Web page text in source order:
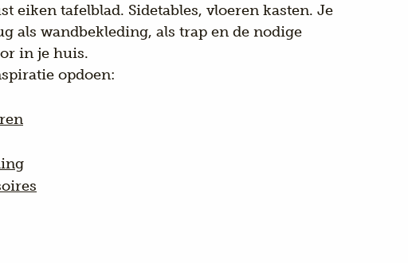
eiken tafelblad. Sidetables, vloeren kasten. Je
als wandbekleding, als trap en de nodige
in je huis.
opdoen: